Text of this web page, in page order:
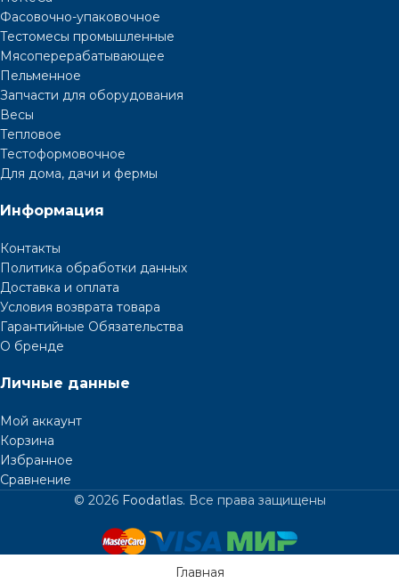
Фасовочно-упаковочное
Тестомесы промышленные
Мясоперерабатывающее
Пельменное
Запчасти для оборудования
Весы
Тепловое
Тестоформовочное
Для дома, дачи и фермы
Информация
Контакты
Политика обработки данных
Доставка и оплата
Условия возврата товара
Гарантийные Обязательства
О бренде
Личные данные
Мой аккаунт
Корзина
Избранное
Сравнение
© 2026 Foodatlas. Все права защищены
Главная